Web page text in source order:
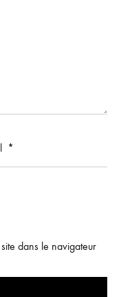
*
dans le navigateur